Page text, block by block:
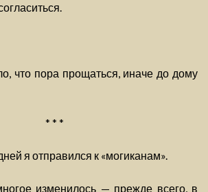
что пора прощаться, иначе до дому
* * *
я отправился к «могиканам».
изменилось — прежде всего, в